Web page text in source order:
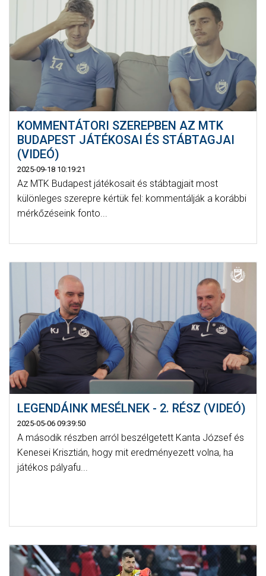
SZURKOLÓI ÉLMÉNYEK
AKKREDITÁCIÓ
KOMMENTÁTORI SZEREPBEN AZ MTK
BUDAPEST JÁTÉKOSAI ÉS STÁBTAGJAI
(VIDEÓ)
2025-09-18 10:19:21
Az MTK Budapest játékosait és stábtagjait most
különleges szerepre kértük fel: kommentálják a korábbi
mérkőzéseink fonto...
LEGENDÁINK MESÉLNEK - 2. RÉSZ (VIDEÓ)
2025-05-06 09:39:50
A második részben arról beszélgetett Kanta József és
Kenesei Krisztián, hogy mit eredményezett volna, ha
játékos pályafu...